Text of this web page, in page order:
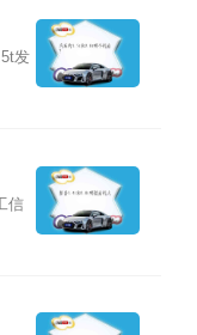
发
信